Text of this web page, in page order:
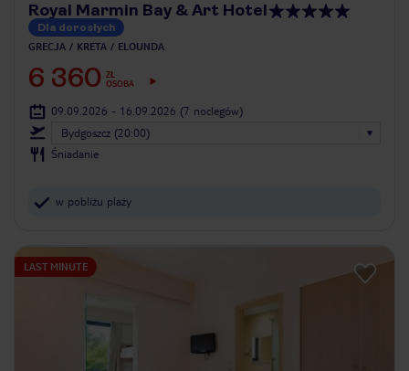
Royal Marmin Bay & Art Hotel
Dla dorosłych
GRECJA KRETA ELOUNDA
6 360 ZŁ
OSOBA
09.09.2026 - 16.09.2026 (7 noclegów)
Bydgoszcz (20:00)
Śniadanie
w pobliżu plaży
LAST MINUTE